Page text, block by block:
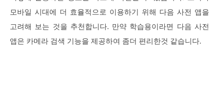
모바일 시대에 더 효율적으로 이용하기 위해 다음 사전 앱을
고려해 보는 것을 추천합니다. 만약 학습용이라면 다음 사전
앱은 카메라 검색 기능을 제공하여 좀더 편리한것 같습니다.